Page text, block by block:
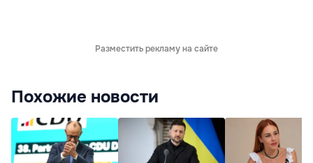
Разместить рекламу на сайте
Похожие новости